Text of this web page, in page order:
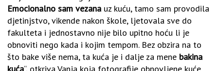
Emocionalno sam vezana uz kuću, tamo sam provodila
djetinjstvo, vikende nakon škole, ljetovala sve do
fakulteta i jednostavno nije bilo upitno hoću li je
obnoviti nego kada i kojim tempom. Bez obzira na to
što bake više nema, ta kuća je i dalje za mene bakina